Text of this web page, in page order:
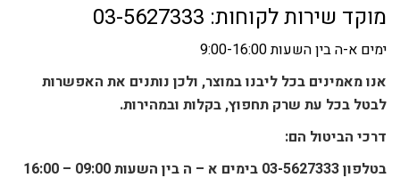
מוקד שירות לקוחות: 03-5627333
ימים א-ה בין השעות 9:00-16:00
אנו מאמינים בכל ליבנו במוצר, ולכן נותנים את האפשרות
לבטל בכל עת שרק תחפוץ, בקלות ובמהירות.
דרכי הביטול הם:
בטלפון 03-5627333 בימים א – ה בין השעות 09:00 – 16:00